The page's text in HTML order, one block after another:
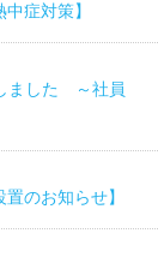
症対策】
ました ～社員
のお知らせ】